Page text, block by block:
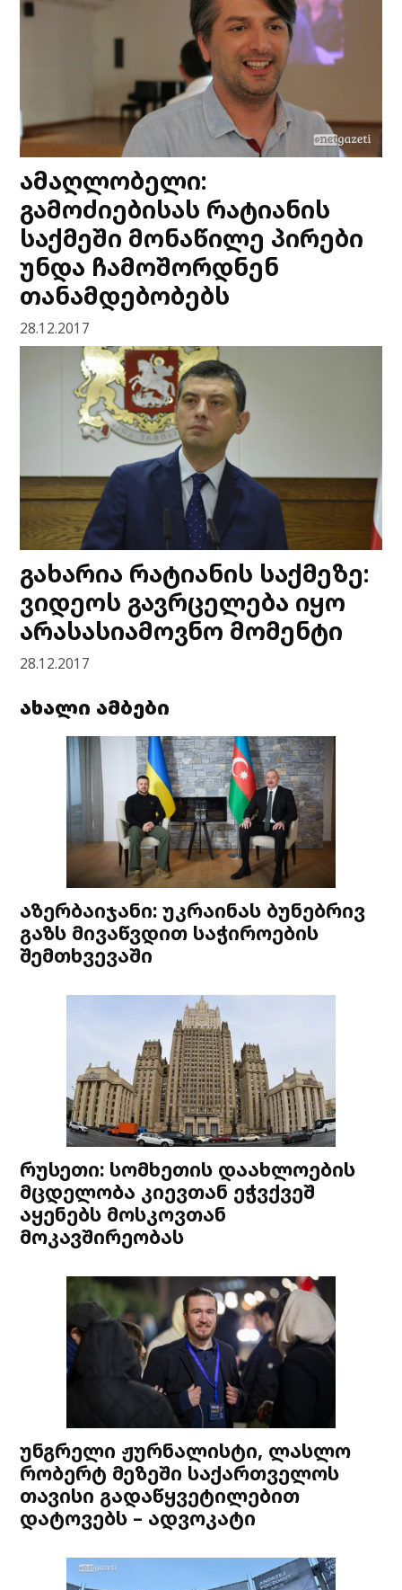
ამაღლობელი:
გამოძიებისას რატიანის
საქმეში მონაწილე პირები
უნდა ჩამოშორდნენ
თანამდებობებს
28.12.2017
გახარია რატიანის საქმეზე:
ვიდეოს გავრცელება იყო
არასასიამოვნო მომენტი
28.12.2017
ახალი ამბები
აზერბაიჯანი: უკრაინას ბუნებრივ
გაზს მივაწვდით საჭიროების
შემთხვევაში
რუსეთი: სომხეთის დაახლოების
მცდელობა კიევთან ეჭვქვეშ
აყენებს მოსკოვთან
მოკავშირეობას
უნგრელი ჟურნალისტი, ლასლო
რობერტ მეზეში საქართველოს
თავისი გადაწყვეტილებით
დატოვებს – ადვოკატი